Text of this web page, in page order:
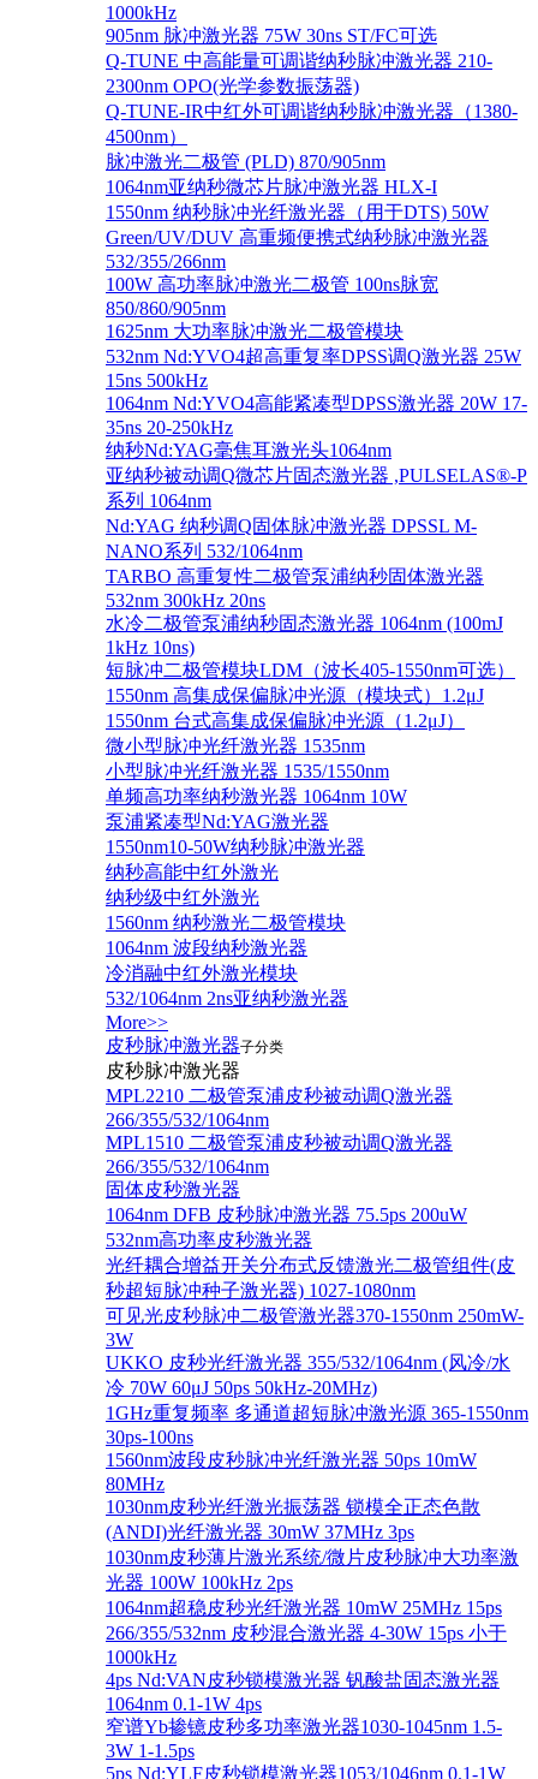
1000kHz
905nm 脉冲激光器 75W 30ns ST/FC可选
Q-TUNE 中高能量可调谐纳秒脉冲激光器 210-
2300nm OPO(光学参数振荡器)
Q-TUNE-IR中红外可调谐纳秒脉冲激光器（1380-
4500nm）
脉冲激光二极管 (PLD) 870/905nm
1064nm亚纳秒微芯片脉冲激光器 HLX-I
1550nm 纳秒脉冲光纤激光器（用于DTS) 50W
Green/UV/DUV 高重频便携式纳秒脉冲激光器
532/355/266nm
100W 高功率脉冲激光二极管 100ns脉宽
850/860/905nm
1625nm 大功率脉冲激光二极管模块
532nm Nd:YVO4超高重复率DPSS调Q激光器 25W
15ns 500kHz
1064nm Nd:YVO4高能紧凑型DPSS激光器 20W 17-
35ns 20-250kHz
纳秒Nd:YAG毫焦耳激光头1064nm
亚纳秒被动调Q微芯片固态激光器 ,PULSELAS®-P
系列 1064nm
Nd:YAG 纳秒调Q固体脉冲激光器 DPSSL M-
NANO系列 532/1064nm
TARBO 高重复性二极管泵浦纳秒固体激光器
532nm 300kHz 20ns
水冷二极管泵浦纳秒固态激光器 1064nm (100mJ
1kHz 10ns)
短脉冲二极管模块LDM（波长405-1550nm可选）
1550nm 高集成保偏脉冲光源（模块式）1.2μJ
1550nm 台式高集成保偏脉冲光源（1.2μJ）
微小型脉冲光纤激光器 1535nm
小型脉冲光纤激光器 1535/1550nm
单频高功率纳秒激光器 1064nm 10W
泵浦紧凑型Nd:YAG激光器
1550nm10-50W纳秒脉冲激光器
纳秒高能中红外激光
纳秒级中红外激光
1560nm 纳秒激光二极管模块
1064nm 波段纳秒激光器
冷消融中红外激光模块
532/1064nm 2ns亚纳秒激光器
More>>
皮秒脉冲激光器子分类
皮秒脉冲激光器
​MPL2210 二极管泵浦皮秒被动调Q激光器
266/355/532/1064nm
MPL1510 二极管泵浦皮秒被动调Q激光器
266/355/532/1064nm
固体皮秒激光器
1064nm DFB 皮秒脉冲激光器 75.5ps 200uW
532nm高功率皮秒激光器
光纤耦合增益开关分布式反馈激光二极管组件(皮
秒超短脉冲种子激光器) 1027-1080nm
可见光皮秒脉冲二极管激光器370-1550nm 250mW-
3W
UKKO 皮秒光纤激光器 355/532/1064nm (风冷/水
冷 70W 60μJ 50ps 50kHz-20MHz)
1GHz重复频率 多通道超短脉冲激光源 365-1550nm
30ps-100ns
1560nm波段皮秒脉冲光纤激光器 50ps 10mW
80MHz
1030nm皮秒光纤激光振荡器 锁模全正态色散
(ANDI)光纤激光器 30mW 37MHz 3ps
1030nm皮秒薄片激光系统/微片皮秒脉冲大功率激
光器 100W 100kHz 2ps
1064nm超稳皮秒光纤激光器 10mW 25MHz 15ps
266/355/532nm 皮秒混合激光器 4-30W 15ps 小于
1000kHz
4ps Nd:VAN皮秒锁模激光器 钒酸盐固态激光器
1064nm 0.1-1W 4ps
窄谱Yb掺镱皮秒多功率激光器1030-1045nm 1.5-
3W 1-1.5ps
5ps Nd:YLF皮秒锁模激光器1053/1046nm 0.1-1W